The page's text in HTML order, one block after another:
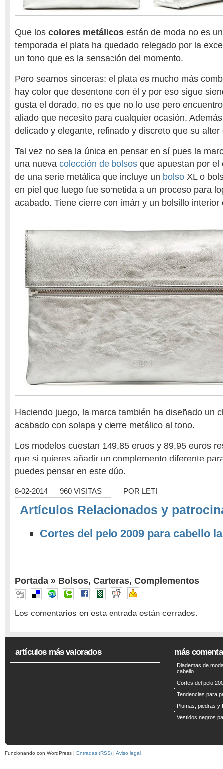
Que los colores metálicos están de moda no es
temporada el plata ha quedado relegado por la
un tono que es la sensación del momento.
Pero seamos sinceras: el plata es mucho más
hay color que desentone con él y por eso sigue
gusta el dorado, no es que no lo use pero
aliado que necesito para cualquier ocasión.
delicado y elegante, refinado y discreto que su alter
Tal vez no sea la única en pensar en sí pues la
una nueva colección de bolsos que apuestan por el
de una serie metálica que incluye un bolso XL o
en piel que luego fue sometida a un proceso para
acabado. Tiene cierre con imán y un bolsillo interior
Haciendo juego, la marca también ha diseñado un
acabado con solapa y cierre metálico al tono.
Los modelos cuestan 149,85 eruos y 89,95 euros
que si quieres añadir un complemento diferente
puedes pensar en este dúo.
8-02-2014 960 VISITAS POR LETI
Artículos Relacionados y
Cortes del pelo 2009 para cabello
Portada » Bolsos, Carteras, Complementos
Los comentarios en esta entrada están cerrados.
artículos más valorados más
Diademas de
cabello
Cortes del pelo
Tendencias para
Plumas, piedras y
Vestidos negros
Funcionando con WordPress | Entradas (RSS) | Aviso legal